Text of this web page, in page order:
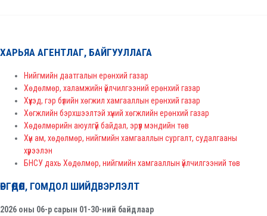
ХАРЬЯА АГЕНТЛАГ, БАЙГУУЛЛАГА
Нийгмийн даатгалын ерөнхий газар
Хөдөлмөр, халамжийн үйлчилгээний ерөнхий газар
Хүүхэд, гэр бүлийн хөгжил хамгааллын ерөнхий газар
Хөгжлийн бэрхшээлтэй хүний хөгжлийн ерөнхий газар
Хөдөлмөрийн аюулгүй байдал, эрүүл мэндийн төв
Хүн ам, хөдөлмөр, нийгмийн хамгааллын сургалт, судалгааны
хүрээлэн
БНСУ дахь Хөдөлмөр, нийгмийн хамгааллын үйлчилгээний төв
ӨРГӨДӨЛ, ГОМДОЛ ШИЙДВЭРЛЭЛТ
2026 оны 06-р сарын 01-30-ний байдлаар